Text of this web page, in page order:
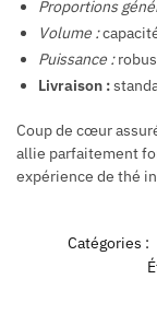
Proportions
Volume :
Puissance :
Livraison :
Coup de cœur
allie parfaitement
expérience de thé
Catégories :